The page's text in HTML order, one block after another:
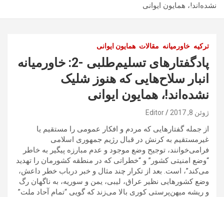
نشده‌اند!، همایون ایوانی
ترکیه خاورمیانه مقالات همایون ایوانی
پادگفتارهای تسلیم‌طلبی -2: خاورمیانه
انبار سلاح‌هایی که هنوز شلیک
نشده‌اند!، همایون ایوانی
ژوئن 8, 2017 Editor
از جمله گفتارهایی که مردم و افکار عمومی را مستقیم یا
غیرمستقیم به کرنش در قبال رژیم جمهوری اسلامی
فرامی‌خوانند، توجیح وضع موجود و عدم مبارزه پیگیر به خاطر
“وضع امنیتی کشور” و “خطراتی که در منطقه کشورمان را تهدید
می‌کند”، است. بعد از تکرار چند مثال و خبر درباب خطر داعش،
وضع کشورهایی نظیر عراق، لیبی، یمن و سوریه، به ناگهان رگ
و ریشه میهن‌پرستی کوری بالا می‌زند که گویی “تمام آحاد ملت”